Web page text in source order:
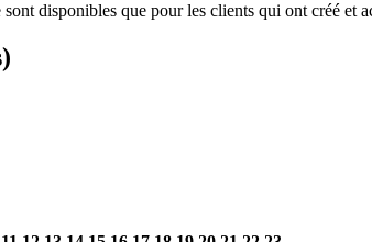
sont disponibles que pour les clients qui ont créé et